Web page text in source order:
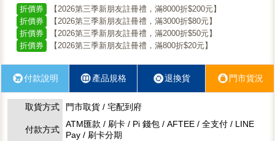
折價券
【2026第三季新朋友註冊禮，滿8000折$200元】
折價券
【2026第三季新朋友註冊禮，滿3000折$80元】
折價券
【2026第三季新朋友註冊禮，滿2000折$50元】
折價券
【2026第三季新朋友註冊禮，滿800折$20元】
付款說明 產品規格 退換貨 門市貨況
取貨方式 門市取貨 / 宅配到府
付款方式
ATM匯款 / 刷卡 / Pi 錢包 / AFTEE / 全支付 / LINE
Pay / 刷卡分期